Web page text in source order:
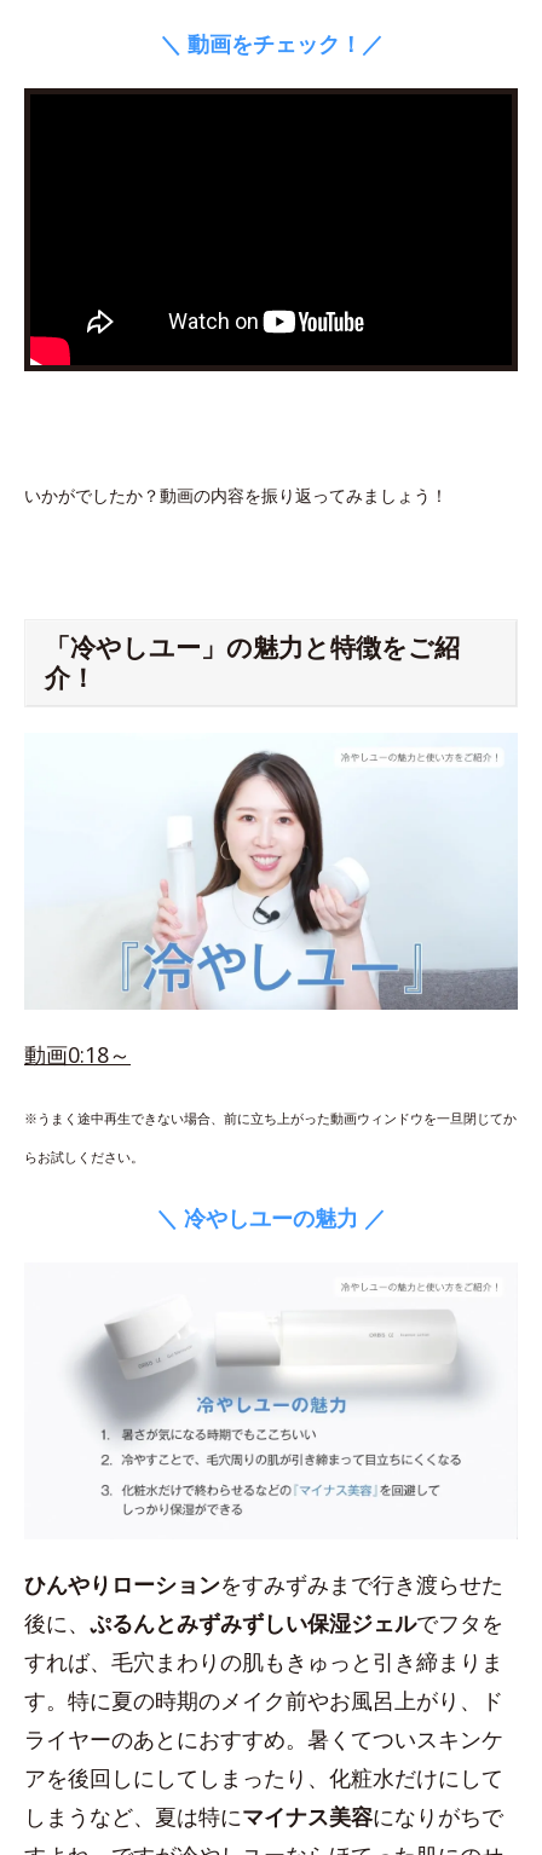
＼ 動画をチェック！／
いかがでしたか？動画の内容を振り返ってみましょう！
「冷やしユー」の魅力と特徴をご紹
介！
動画0:18～
※うまく途中再生できない場合、前に立ち上がった動画ウィンドウを一旦閉じてか
らお試しください。
＼ 冷やしユーの魅力 ／
ひんやりローションをすみずみまで行き渡らせた
後に、 ぷるんとみずみずしい保湿ジェルでフタを
すれば、毛穴まわりの肌もきゅっと引き締まりま
す。特に夏の時期のメイク前やお風呂上がり、ド
ライヤーのあとにおすすめ。暑くてついスキンケ
アを後回しにしてしまったり、化粧水だけにして
しまうなど、夏は特にマイナス美容になりがちで